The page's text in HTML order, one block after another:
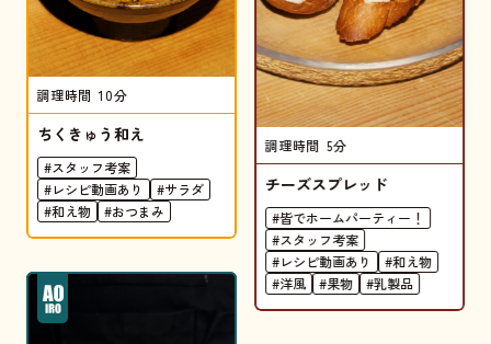
調理時間 10分
ちくきゅう和え
#スタッフ考案
#レシピ動画あり
#サラダ
#和え物
#おつまみ
調理時間 5分
チーズスプレッド
#皆でホームパーティー！
#スタッフ考案
#レシピ動画あり
#和え物
#洋風
#果物 #乳製品